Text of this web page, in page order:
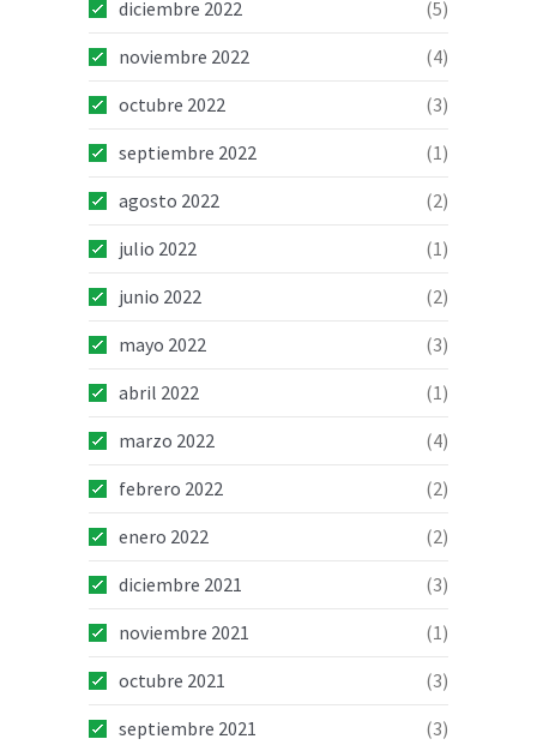
diciembre 2022
(5)
noviembre 2022
(4)
octubre 2022
(3)
septiembre 2022
(1)
agosto 2022
(2)
julio 2022
(1)
junio 2022
(2)
mayo 2022
(3)
abril 2022
(1)
marzo 2022
(4)
febrero 2022
(2)
enero 2022
(2)
diciembre 2021
(3)
noviembre 2021
(1)
octubre 2021
(3)
septiembre 2021
(3)